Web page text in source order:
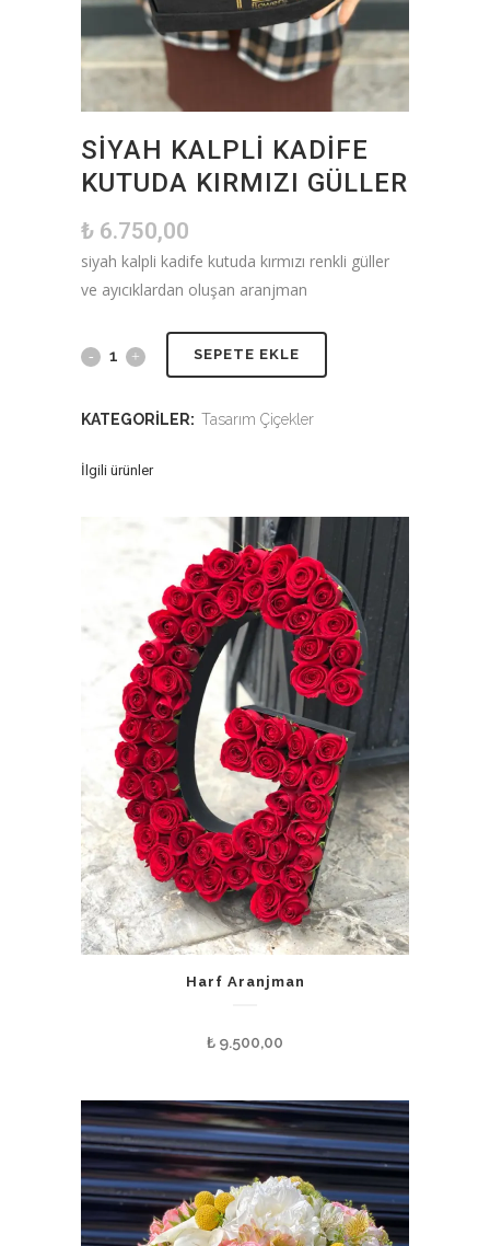
SIYAH KALPLI KADIFE
KUTUDA KIRMIZI GÜLLER
₺ 6.750,00
siyah kalpli kadife kutuda kırmızı renkli güller
ve ayıcıklardan oluşan aranjman
SEPETE EKLE
KATEGORILER: Tasarım Çiçekler
İlgili ürünler
Harf Aranjman
₺ 9.500,00